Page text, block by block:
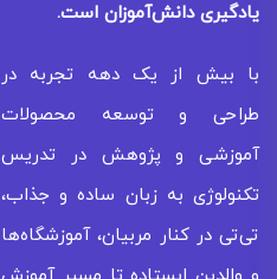
یادگیریدانش‌آموزان است.
با بیش از یک دهه تجربه در
طراحی و توسعه محصولات
آموزشی و پژوهش در تدریس
تکنولوژی به زبان ساده و جذاب،
تی‌تی در کنار مربیان، آموزشگاه‌ها